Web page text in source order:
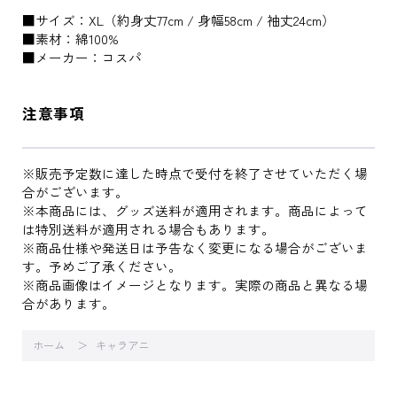
■サイズ：XL（約身丈77cm / 身幅58cm / 袖丈24cm）
■素材：綿100%
■メーカー：コスパ
注意事項
※販売予定数に達した時点で受付を終了させていただく場
合がございます。
※本商品には、グッズ送料が適用されます。商品によって
は特別送料が適用される場合もあります。
※商品仕様や発送日は予告なく変更になる場合がございま
す。予めご了承ください。
※商品画像はイメージとなります。実際の商品と異なる場
合があります。
ホーム キャラアニ